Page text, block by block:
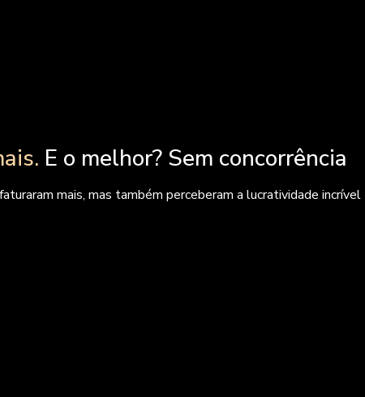
E o melhor? Sem concorrência
mais, mas também perceberam a lucratividade incrível